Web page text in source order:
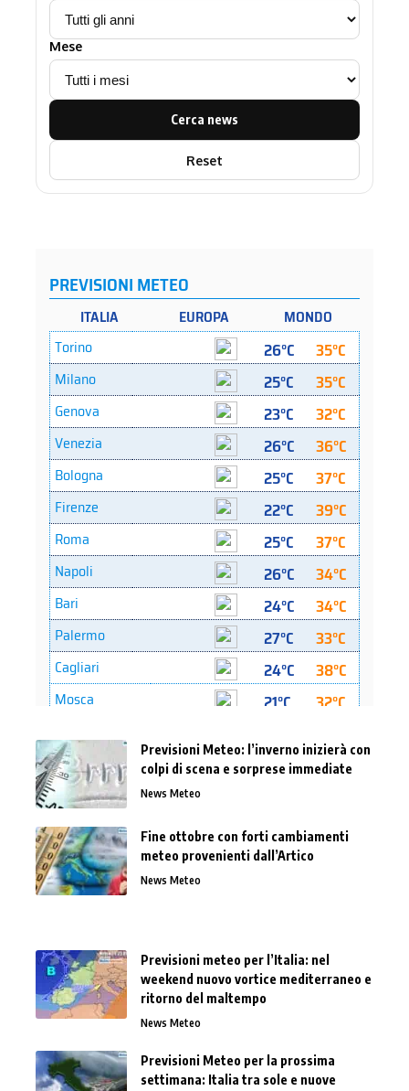
Mese
Cerca news
Reset
Previsioni Meteo: l’inverno inizierà con
colpi di scena e sorprese immediate
News Meteo
Fine ottobre con forti cambiamenti
meteo provenienti dall’Artico
News Meteo
Previsioni meteo per l’Italia: nel
weekend nuovo vortice mediterraneo e
ritorno del maltempo
News Meteo
Previsioni Meteo per la prossima
settimana: Italia tra sole e nuove